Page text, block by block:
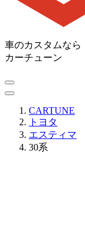
車のカスタムなら
カーチューン
CARTUNE
トヨタ
エスティマ
30系